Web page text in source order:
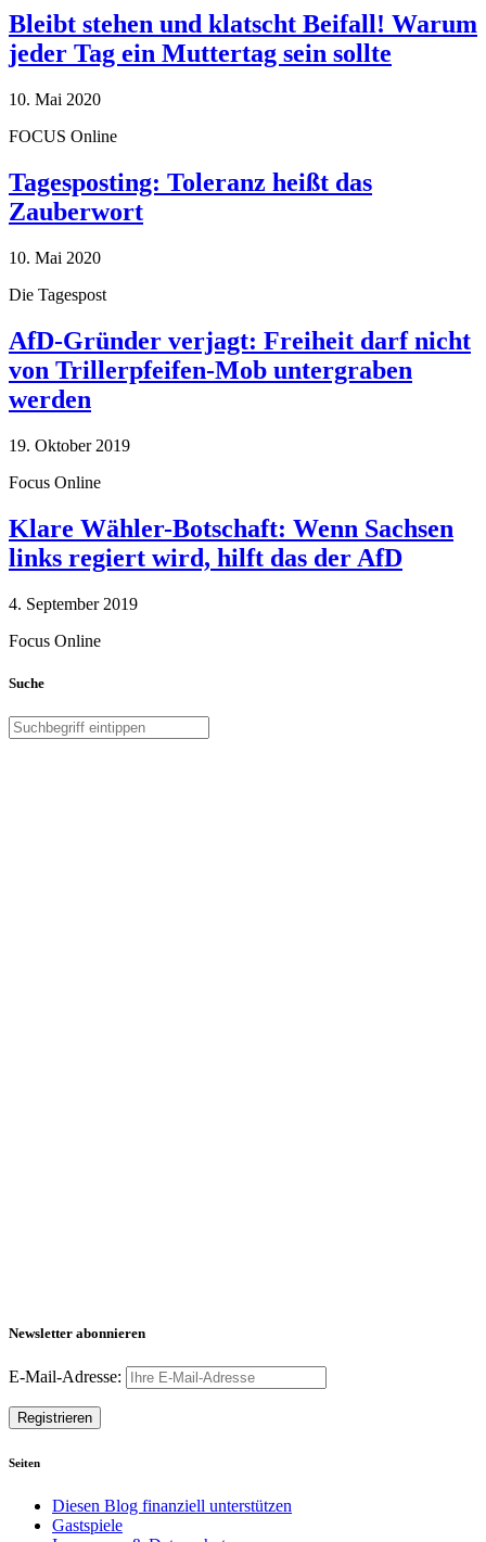
Bleibt stehen und klatscht Beifall! Warum
jeder Tag ein Muttertag sein sollte
10. Mai 2020
FOCUS Online
Tagesposting: Toleranz heißt das
Zauberwort
10. Mai 2020
Die Tagespost
AfD-Gründer verjagt: Freiheit darf nicht
von Trillerpfeifen-Mob untergraben
werden
19. Oktober 2019
Focus Online
Klare Wähler-Botschaft: Wenn Sachsen
links regiert wird, hilft das der AfD
4. September 2019
Focus Online
Suche
Newsletter abonnieren
E-Mail-Adresse:
Seiten
Diesen Blog finanziell unterstützen
Gastspiele